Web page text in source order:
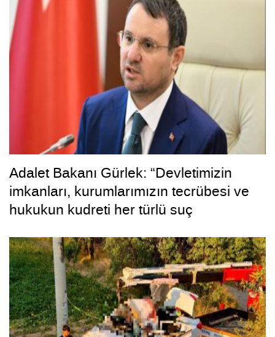
Adalet Bakanı Gürlek: “Devletimizin
imkanları, kurumlarımızın tecrübesi ve
hukukun kudreti her türlü suç